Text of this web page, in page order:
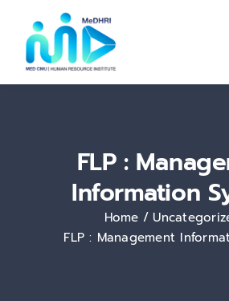
content
การพัฒนาบุคลากร
FLP :
Information
Home
FLP : Management